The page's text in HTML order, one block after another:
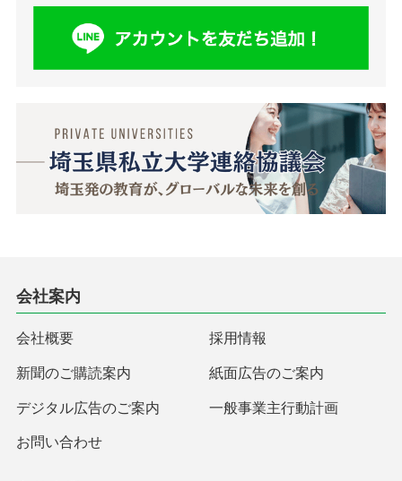
会社案内
会社概要 採用情報
新聞のご購読案内 紙面広告のご案内
デジタル広告のご案内 一般事業主行動計画
お問い合わせ